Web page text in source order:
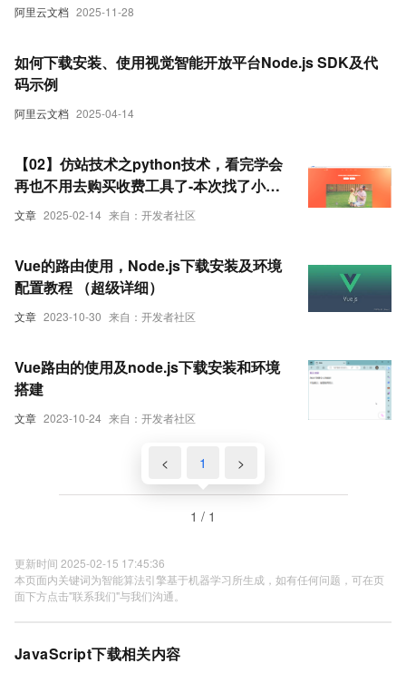
阿里云文档 2025-11-28
阿里云文档 2025-04-14
如何下载安装、使用视觉智能开放平台Node.js SDK及代
码示例
文章 2025-02-14 来自：开发者社区
【02】仿站技术之python技术，看完学会
再也不用去购买收费工具了-本次找了小影-
感觉页面很好看-本次是爬取vue需要用到
果plist下载（稍微麻烦一丢丢）-优雅草卓
伊凡
文章 2023-10-30 来自：开发者社区
Vue的路由使用，Node.js下载安装及环境
配置教程 （超级详细）
文章 2023-10-24 来自：开发者社区
Vue路由的使用及node.js下载安装和环境
搭建
< 1 >
1 / 1
更新时间 2025-02-15 17:45:36
本页面内关键词为智能算法引擎基于机器学习所生成，如有任何问题，可在页
面下方点击"联系我们"与我们沟通。
JavaScript下载相关内容